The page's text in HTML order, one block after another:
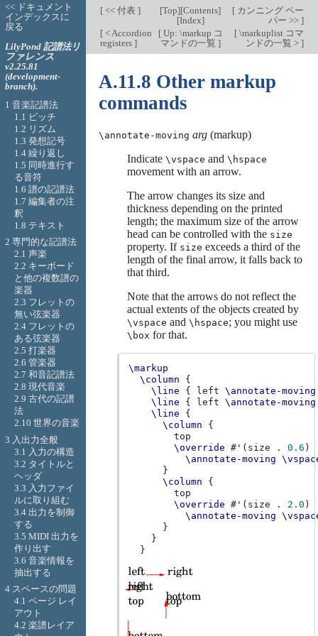
[<< 付表 ] [Top][Contents]
[Index]
[カンニング ペー
パー >> ]
[< Accordion
registers ]
[Up: \markup コ
マンドの一覧 ]
[\markuplist コマ
ンドの一覧 > ]
A.11.8 Other markup
commands
\annotate-moving arg(markup)
Indicate \vspace and \hspace
movement with an arrow.
The arrow changes its size and
thickness depending on the printed
length; the maximum size of the arrow
head can be controlled with the size
property. If size exceeds a third of the
length of the final arrow, it falls back to
that third.
Note that the arrows do not reflect the
actual extents of the objects created by
\vspace and \hspace; you might use
\box for that.
\markup
\column
{
\line
{ left
\annotate-moving
\line
{ left
\annotate-moving
\line
{
\column
{
\override
# ' ( size . 0.6 )
\annotate-moving
}
\column
{
\override
# ' ( size . 2.0 )
\annotate-moving
}
}
}
<< ドキュメント
インデックスに
戻る
LilyPond 記譜法リ
ファレンス
v2.25.81
(development-
branch).
1 音楽記譜法
1.1 ピッチ
1.2 リズム
1.3 発想記号
1.4 繰り返し
1.5 同時進行す
る音符
1.6 譜の記譜法
1.7 編集者の注
釈
1.8 テキスト
2 専門的な記譜法
2.1 声楽
2.2 キーボード
と他の複数譜の
楽器
2.3 フレットの
無い弦楽器
2.4 フレットの
ある弦楽器
2.5 打楽器
2.6 管楽器
2.7 和音記譜法
2.8 現代音楽
2.9 古代の記譜
法
2.10 世界の音楽
3 入出力全般
3.1 入力の構造
3.2 タイトルと
ヘッダ
3.3 入力ファイ
ルに取り組む
3.4 出力を制御
する
3.5 MIDI 出力を
作り出す
3.6 音楽情報を
抽出する
4 スペースの問題
4.1 ページ レイ
アウト
4.2 楽譜レイア